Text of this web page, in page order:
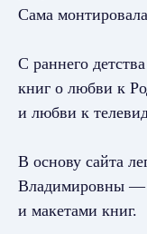
Сама
С раннего
книг о любви к
и любви к
В основу сайта
Владимировны —
и макетами книг.